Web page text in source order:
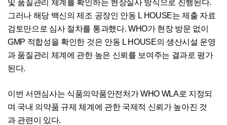
및 품질관리 체계를 확인하는 현장실사 방식으로 진행된다.
그러나 해당 백신의 제조 공장인 안동 L HOUSE는 제출 자료
검토만으로 심사 절차를 통과했다. WHO가 현장 방문 없이
GMP 적합성을 확인한 것은 안동 L HOUSE의 생산시설 운영
과 품질관리 체계에 관한 높은 신뢰를 보여주는 결과로 평가
된다.
이번 서면심사는 식품의약품안전처가 WHO WLA로 지정되
며 국내 의약품 규제 체계에 관한 국제적 신뢰가 높아진 것
과 관련이 있다.